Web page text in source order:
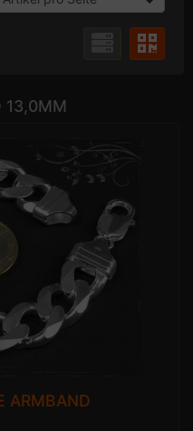
13,0MM
ARMBAND